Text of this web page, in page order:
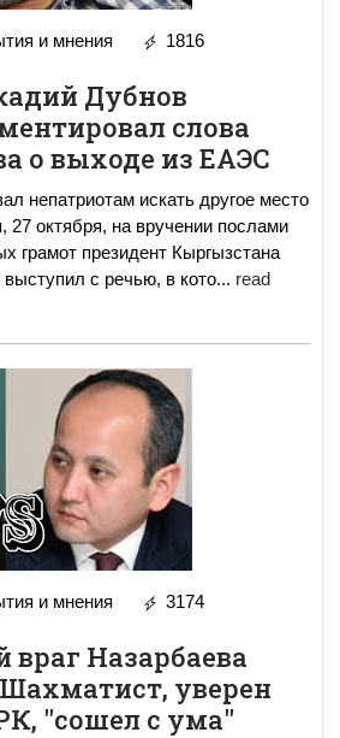
и мнения
1816
Дубнов
слова
о выходе из ЕАЭС
непатриотам искать другое место
грамот президент Кыргызстана
с речью, в кото... read
и мнения
3174
Назарбаева
уверен
"сошел с ума"